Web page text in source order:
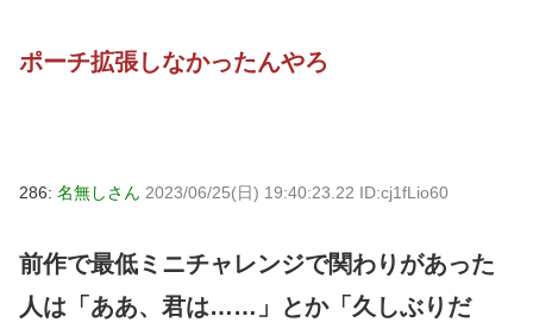
ポーチ拡張しなかったんやろ
286: 名無しさん 2023/06/25(日) 19:40:23.22 ID:cj1fLio60
前作で最低ミニチャレンジで関わりがあった
人は「ああ、君は……」とか「久しぶりだ